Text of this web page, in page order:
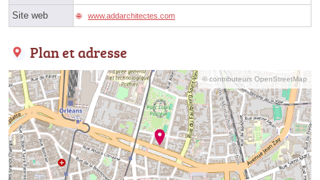
Site web www.addarchitectes.com
Plan et adresse
© contributeurs OpenStreetMap